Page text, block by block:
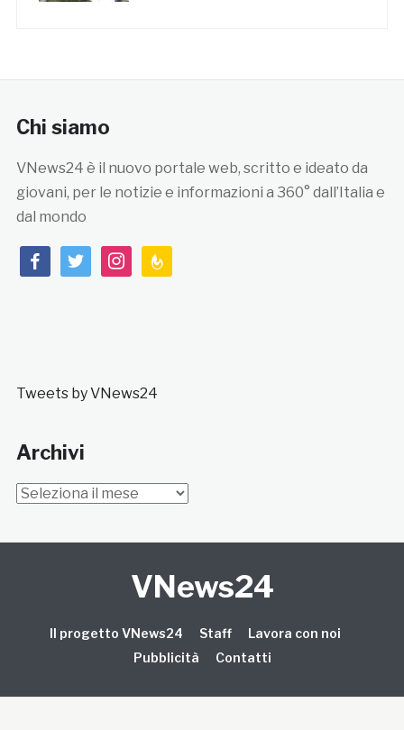
Chi siamo
VNews24 è il nuovo portale web, scritto e ideato da
giovani, per le notizie e informazioni a 360° dall’Italia e
dal mondo
facebooktwitterinstagramfeedburner
Tweets by VNews24
Archivi
Archivi
VNews24
Il progetto VNews24 Staff
Lavora con noi
Pubblicità
Contatti